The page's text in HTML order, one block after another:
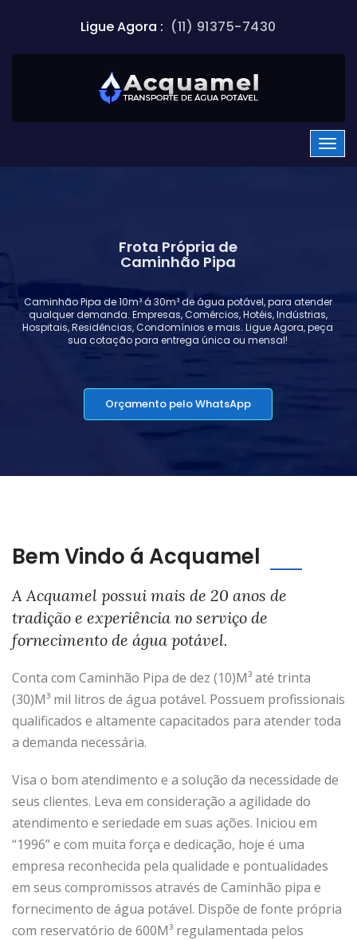
Ligue Agora : (11) 91375-7430
Frota Própria de
Caminhão Pipa
Caminhão Pipa de 10m³ á 30m³ de água potável, para atender
qualquer demanda. Empresas, Comércios, Hotéis, Indústrias,
Hospitais, Residências, Condomínios e mais. Ligue Agora, peça
sua cotação para entrega única ou mensal!
Orçamento pelo WhatsApp
Bem Vindo á Acquamel
A Acquamel possui mais de 20 anos de
tradição e experiência no serviço de
fornecimento de água potável.
Conta com Caminhão Pipa de dez (10)M³ até trinta
(30)M³ mil litros de água potável. Possuem profissionais
qualificados e altamente capacitados para atender toda
a demanda necessária.
Visa o bom atendimento e a solução da necessidade de
seus clientes. Leva em consideração a agilidade do
atendimento e seriedade em suas ações. Iniciou em
“1996” e com muita força e dedicação, hoje é uma
empresa reconhecida pela qualidade e pontualidades
em seus compromissos através de Caminhão pipa e
fornecimento de água potável. Dispõe de fonte própria
com reservatório de 600M³ regulamentada pelos